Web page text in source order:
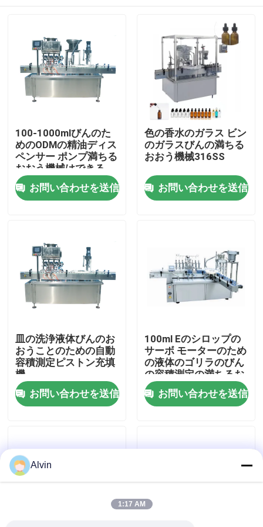
家
ビデオ
私達について
工場旅行
品質管理
私達に連絡しなさい
ニュース
引用を要求しなさい
100-1000mlびんのた
めのODMの精油ディス
ペンサー ポンプ満ちる
おおう機械はできる
お問い合わせを送信
色の香水のガラス ビン
のガラスびんの満ちる
おおう機械316SS
お問い合わせを送信
皿の洗浄液体びんのお
おうことのための自動
容積測定ピストン充填
機
お問い合わせを送信
100ml Eのシロップの
サーボ モーターのため
の液体のゴリラのびん
の容積測定の満ちるお
おう機械
お問い合わせを送信
Alvin
1:17 AM